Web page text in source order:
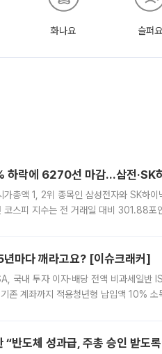
화나요 슬퍼요
하락에 6270선 마감…삼전·SK
가총액 1, 2위 종목인 삼성전자와 SK하
코스피 지수는 전 거래일 대비 301.88
마다 깨라고요? [이슈크래커]
국내 투자 이자·배당 전액 비과세일반
존 계좌까지 적용청년형 납입액 10%
“반도체 성과급, 주총 승인 받도